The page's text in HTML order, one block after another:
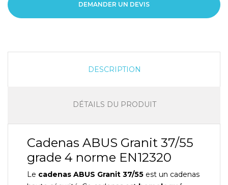
DEMANDER UN DEVIS
DESCRIPTION
DÉTAILS DU PRODUIT
Cadenas ABUS Granit 37/55
grade 4 norme EN12320
Le cadenas ABUS Granit 37/55 est un cadenas